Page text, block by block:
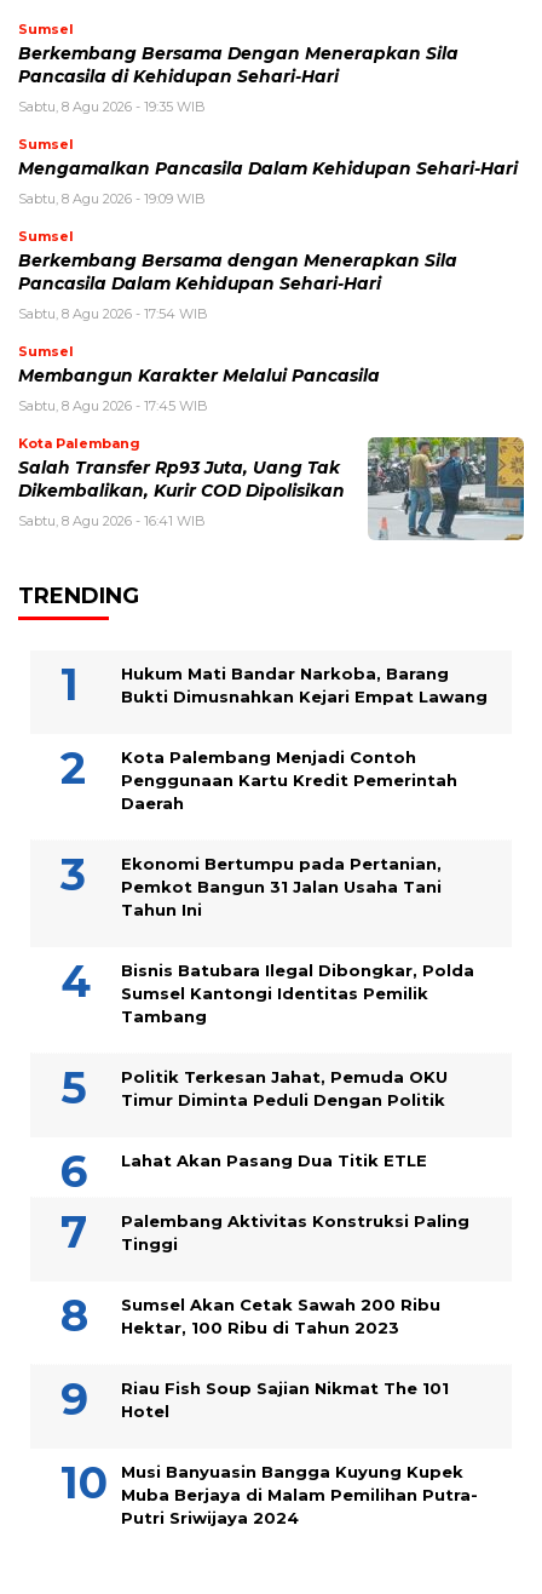
Sumsel
Berkembang Bersama Dengan Menerapkan Sila
Pancasila di Kehidupan Sehari-Hari
Sabtu, 8 Agu 2026 - 19:35 WIB
Sumsel
Mengamalkan Pancasila Dalam Kehidupan Sehari-Hari
Sabtu, 8 Agu 2026 - 19:09 WIB
Sumsel
Berkembang Bersama dengan Menerapkan Sila
Pancasila Dalam Kehidupan Sehari-Hari
Sabtu, 8 Agu 2026 - 17:54 WIB
Sumsel
Membangun Karakter Melalui Pancasila
Sabtu, 8 Agu 2026 - 17:45 WIB
Kota Palembang
Salah Transfer Rp93 Juta, Uang Tak
Dikembalikan, Kurir COD Dipolisikan
Sabtu, 8 Agu 2026 - 16:41 WIB
TRENDING
Hukum Mati Bandar Narkoba, Barang
Bukti Dimusnahkan Kejari Empat Lawang
Kota Palembang Menjadi Contoh
Penggunaan Kartu Kredit Pemerintah
Daerah
Ekonomi Bertumpu pada Pertanian,
Pemkot Bangun 31 Jalan Usaha Tani
Tahun Ini
Bisnis Batubara Ilegal Dibongkar, Polda
Sumsel Kantongi Identitas Pemilik
Tambang
Politik Terkesan Jahat, Pemuda OKU
Timur Diminta Peduli Dengan Politik
Lahat Akan Pasang Dua Titik ETLE
Palembang Aktivitas Konstruksi Paling
Tinggi
Sumsel Akan Cetak Sawah 200 Ribu
Hektar, 100 Ribu di Tahun 2023
Riau Fish Soup Sajian Nikmat The 101
Hotel
Musi Banyuasin Bangga Kuyung Kupek
Muba Berjaya di Malam Pemilihan Putra-
Putri Sriwijaya 2024